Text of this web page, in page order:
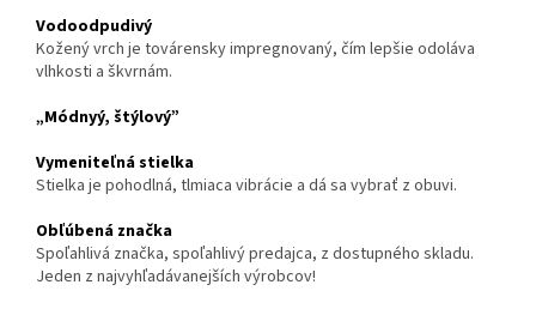
Vodoodpudivý
Kožený vrch je továrensky impregnovaný, čím lepšie odoláva
vlhkosti a škvrnám.
„Módnyý, štýlový”
Vymeniteľná stielka
Stielka je pohodlná, tlmiaca vibrácie a dá sa vybrať z obuvi.
Obľúbená značka
Spoľahlivá značka, spoľahlivý predajca, z dostupného skladu.
Jeden z najvyhľadávanejších výrobcov!